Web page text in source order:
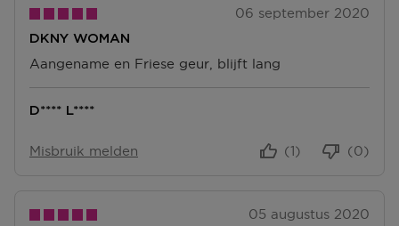
06 september 2020
DKNY WOMAN
Aangename en Friese geur, blijft lang
D**** L****
Misbruik melden (0)
(1)
05 augustus 2020